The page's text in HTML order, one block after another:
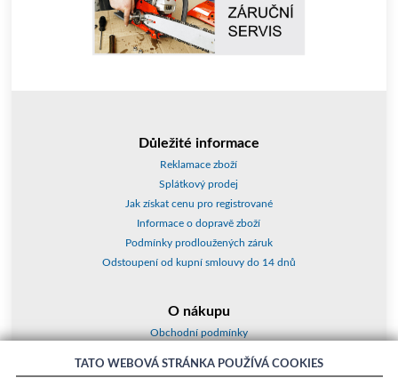
Důležité informace
Reklamace zboží
Splátkový prodej
Jak získat cenu pro registrované
Informace o dopravě zboží
Podmínky prodloužených záruk
Odstoupení od kupní smlouvy do 14 dnů
O nákupu
Obchodní podmínky
TATO WEBOVÁ STRÁNKA POUŽÍVÁ COOKIES